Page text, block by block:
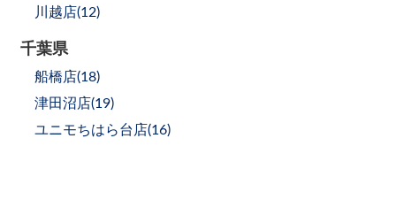
川越店(12)
千葉県
船橋店(18)
津田沼店(19)
ユニモちはら台店(16)